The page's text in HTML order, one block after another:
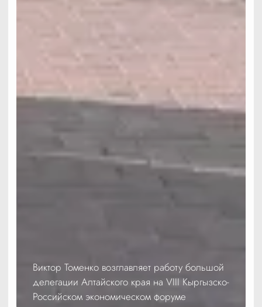
Виктор Томенко возглавляет работу большой
делегации Алтайского края на VIII Кыргызско-
Российском экономическом форуме